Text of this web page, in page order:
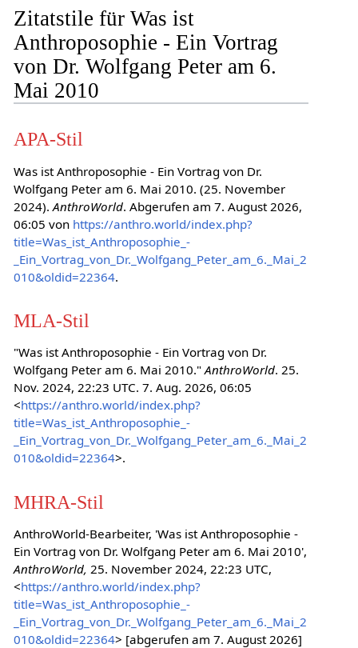
Zitatstile für Was ist
Anthroposophie - Ein Vortrag
von Dr. Wolfgang Peter am 6.
Mai 2010
APA-Stil
Was ist Anthroposophie - Ein Vortrag von Dr.
Wolfgang Peter am 6. Mai 2010. (25. November
2024). AnthroWorld. Abgerufen am 7. August 2026,
06:05 von https://anthro.world/index.php?
title=Was_ist_Anthroposophie_-
_Ein_Vortrag_von_Dr._Wolfgang_Peter_am_6._Mai_2
010&oldid=22364.
MLA-Stil
"Was ist Anthroposophie - Ein Vortrag von Dr.
Wolfgang Peter am 6. Mai 2010."AnthroWorld. 25.
Nov. 2024, 22:23 UTC. 7. Aug. 2026, 06:05
<https://anthro.world/index.php?
title=Was_ist_Anthroposophie_-
_Ein_Vortrag_von_Dr._Wolfgang_Peter_am_6._Mai_2
010&oldid=22364>.
MHRA-Stil
AnthroWorld-Bearbeiter, 'Was ist Anthroposophie -
Ein Vortrag von Dr. Wolfgang Peter am 6. Mai 2010',
AnthroWorld, 25. November 2024, 22:23 UTC,
<https://anthro.world/index.php?
title=Was_ist_Anthroposophie_-
_Ein_Vortrag_von_Dr._Wolfgang_Peter_am_6._Mai_2
010&oldid=22364> [abgerufen am 7. August 2026]